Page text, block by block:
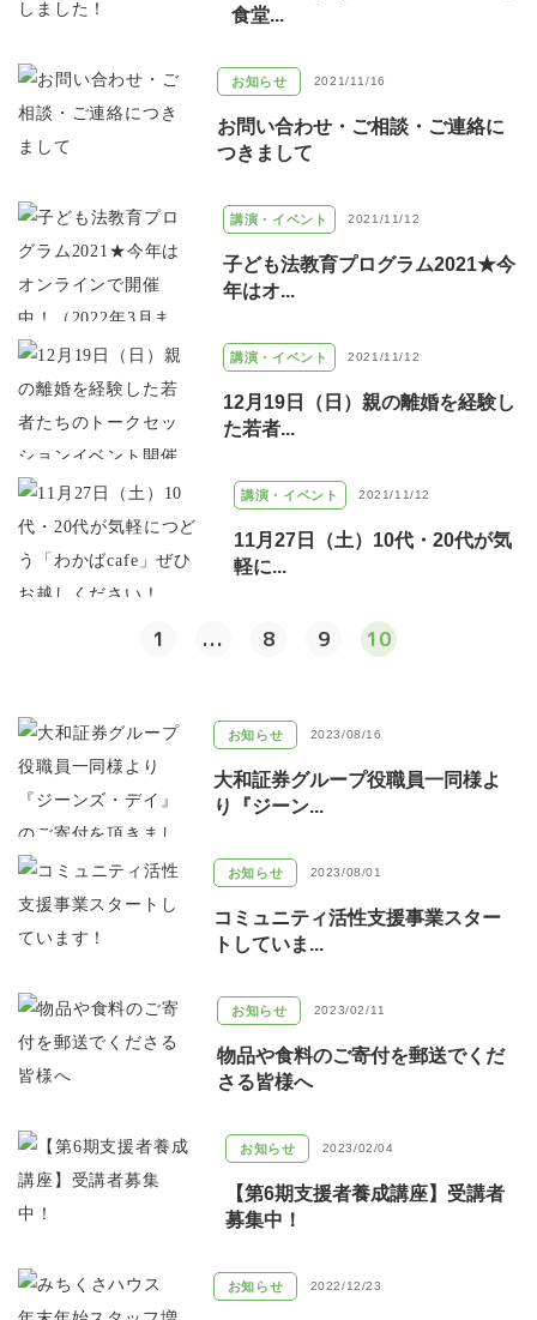
食堂...
お知らせ 2021/11/16
お問い合わせ・ご相談・ご連絡に
つきまして
講演・イベント 2021/11/12
子ども法教育プログラム2021★今
年はオ...
講演・イベント 2021/11/12
12月19日（日）親の離婚を経験し
た若者...
講演・イベント 2021/11/12
11月27日（土）10代・20代が気
軽に...
1 ... 8 9 10
お知らせ 2023/08/16
大和証券グループ役職員一同様よ
り『ジーン...
お知らせ 2023/08/01
コミュニティ活性支援事業スター
トしていま...
お知らせ 2023/02/11
物品や食料のご寄付を郵送でくだ
さる皆様へ
お知らせ 2023/02/04
【第6期支援者養成講座】受講者
募集中！
お知らせ 2022/12/23